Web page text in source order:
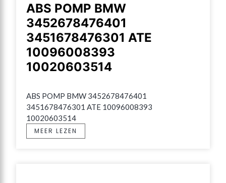
ABS POMP BMW
3452678476401
3451678476301 ATE
10096008393
10020603514
ABS POMP BMW 3452678476401
3451678476301 ATE 10096008393
10020603514
MEER LEZEN